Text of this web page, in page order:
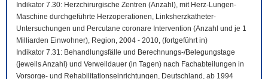
Indikator 7.30: Herzchirurgische Zentren (Anzahl), mit Herz-Lungen-
Maschine durchgeführte Herzoperationen, Linksherzkatheter-
Untersuchungen und Percutane coronare Intervention (Anzahl und je 1
Milliarden Einwohner), Region, 2004 - 2010, (fortgeführt in)
Indikator 7.31: Behandlungsfälle und Berechnungs-/Belegungstage
(jeweils Anzahl) und Verweildauer (in Tagen) nach Fachabteilungen in
Vorsorge- und Rehabilitationseinrichtungen, Deutschland, ab 1994